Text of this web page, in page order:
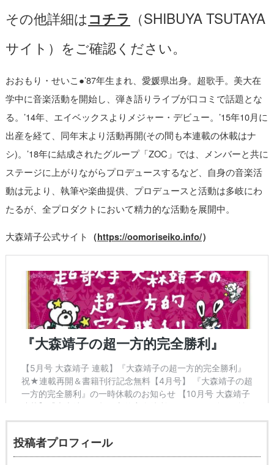
その他詳細はコチラ （SHIBUYA TSUTAYA
サイト）をご確認ください。
おおもり・せいこ●’87年生まれ、愛媛県出身。超歌手。美大在
学中に音楽活動を開始し、弾き語りライブが口コミで話題とな
る。’14年、エイベックスよりメジャー・デビュー。’15年10月に
出産を経て、同年末より活動再開(その間も本連載の休載はナ
シ)。’18年に結成されたグループ「ZOC」では、メンバーと共に
ステージに上がりながらプロデュースするなど、自身の音楽活
動は元より、執筆や楽曲提供、プロデュースと活動は多岐にわ
たるが、全プロダクトにおいて精力的な活動を展開中。
大森靖子公式サイト （https://oomoriseiko.info/）
投稿者プロフィール